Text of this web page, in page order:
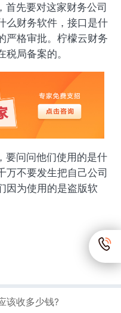
首先要对这家财务公司
么财务软件，接口是什
严格审批。柠檬云财务
局备案的。
要问问他们使用的是什
万不要发生把自己公司
因为使用的是盗版软
该收多少钱?